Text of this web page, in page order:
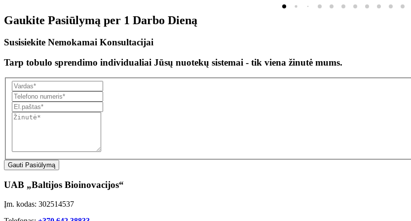
Gaukite Pasiūlymą per 1 Darbo Dieną
Susisiekite Nemokamai Konsultacijai
Tarp tobulo sprendimo individualiai Jūsų nuotekų sistemai - tik viena žinutė mums.
Gauti Pasiūlymą
UAB „Baltijos Bioinovacijos“
Įm. kodas: 302514537